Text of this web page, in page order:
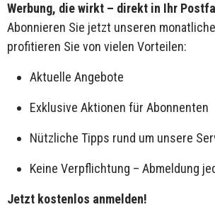
Werbung, die wirkt – direkt in Ihr
Abonnieren Sie jetzt unseren
profitieren Sie von vielen Vorteilen:
Aktuelle Angebote
Exklusive Aktionen für Abonnenten
Nützliche Tipps rund um unsere
Keine Verpflichtung – Abmeldung
Jetzt kostenlos anmelden!